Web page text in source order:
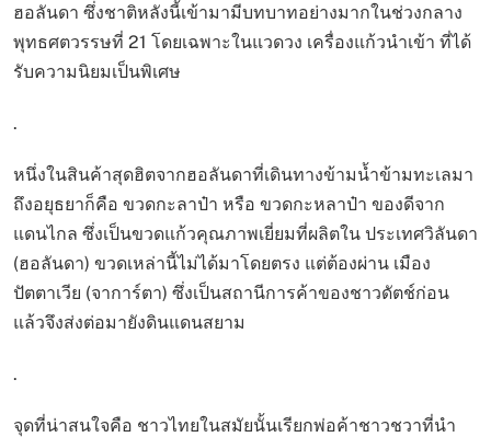
ฮอลันดา ซึ่งชาติหลังนี้เข้ามามีบทบาทอย่างมากในช่วงกลาง
พุทธศตวรรษที่ 21 โดยเฉพาะในแวดวง เครื่องแก้วนำเข้า ที่ได้
รับความนิยมเป็นพิเศษ
.
หนึ่งในสินค้าสุดฮิตจากฮอลันดาที่เดินทางข้ามน้ำข้ามทะเลมา
ถึงอยุธยาก็คือ ขวดกะลาป๋า หรือ ขวดกะหลาป๋า ของดีจาก
แดนไกล ซึ่งเป็นขวดแก้วคุณภาพเยี่ยมที่ผลิตใน ประเทศวิลันดา
(ฮอลันดา) ขวดเหล่านี้ไม่ได้มาโดยตรง แต่ต้องผ่าน เมือง
ปัตตาเวีย (จาการ์ตา) ซึ่งเป็นสถานีการค้าของชาวดัตช์ก่อน
แล้วจึงส่งต่อมายังดินแดนสยาม
.
จุดที่น่าสนใจคือ ชาวไทยในสมัยนั้นเรียกพ่อค้าชาวชวาที่นำ